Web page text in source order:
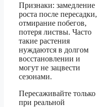
Признаки: замедление
роста после пересадки,
отмирание побегов,
потеря листвы. Часто
такие растения
нуждаются в долгом
восстановлении и
могут не зацвести
сезонами.
Пересаживайте только
при реальной